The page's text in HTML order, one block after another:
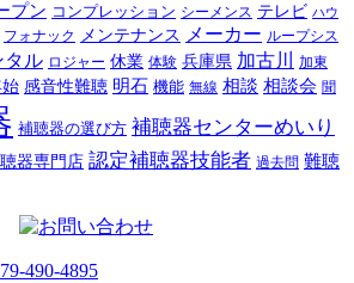
プン コンプレッション シーメンス テレビ ハウ
フォナック メンテナンス メーカー ループシス
タル ロジャー 休業 体験 兵庫県 加古川 加東
感音性難聴 明石 機能 無線 相談 相談会 聞
補聴器の選び方 補聴器センターめいり
器専門店 認定補聴器技能者 過去問 難聴
490-4895